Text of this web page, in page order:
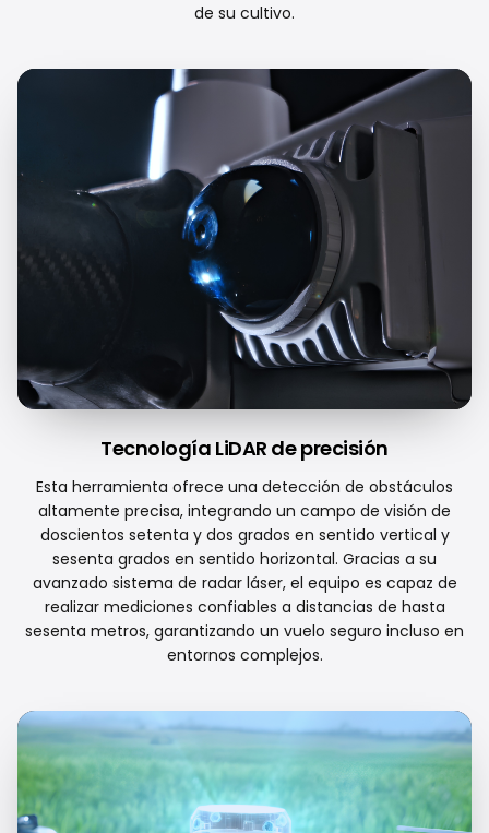
de su cultivo.
Tecnología LiDAR de precisión
Esta herramienta ofrece una detección de obstáculos
altamente precisa, integrando un campo de visión de
doscientos setenta y dos grados en sentido vertical y
sesenta grados en sentido horizontal. Gracias a su
avanzado sistema de radar láser, el equipo es capaz de
realizar mediciones confiables a distancias de hasta
sesenta metros, garantizando un vuelo seguro incluso en
entornos complejos.